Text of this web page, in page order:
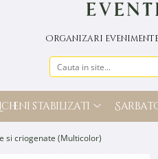
Organizari
stabilizati
si criogenate (Multicolor)